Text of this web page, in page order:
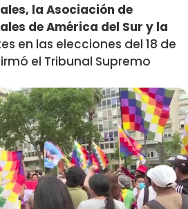
la Asociación de
de América del Sur y la
en las elecciones del 18 de
el Tribunal Supremo